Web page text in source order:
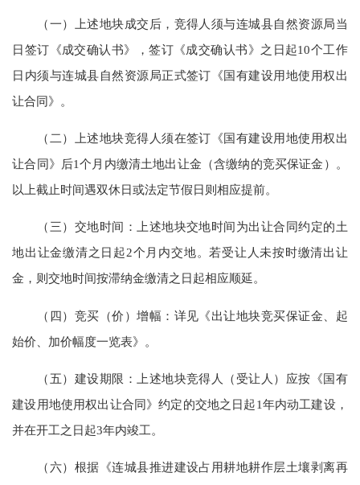
（一）上述地块成交后，竞得人须与连城县自然资源局当
日签订《成交确认书》，签订《成交确认书》之日起10个工作
日内须与连城县自然资源局正式签订《国有建设用地使用权出
让合同》。
（二）上述地块竞得人须在签订《国有建设用地使用权出
让合同》后1个月内缴清土地出让金（含缴纳的竞买保证金）。
以上截止时间遇双休日或法定节假日则相应提前。
（三）交地时间：上述地块交地时间为出让合同约定的土
地出让金缴清之日起2个月内交地。若受让人未按时缴清出让
金，则交地时间按滞纳金缴清之日起相应顺延。
（四）竞买（价）增幅：详见《出让地块竞买保证金、起
始价、加价幅度一览表》。
（五）建设期限：上述地块竞得人（受让人）应按《国有
建设用地使用权出让合同》约定的交地之日起1年内动工建设，
并在开工之日起3年内竣工。
（六）根据《连城县推进建设占用耕地耕作层土壤剥离再